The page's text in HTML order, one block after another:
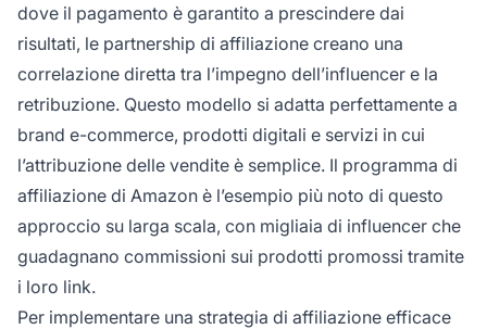
dove il pagamento è garantito a prescindere dai
risultati, le partnership di affiliazione creano una
correlazione diretta tra l’impegno dell’influencer e la
retribuzione. Questo modello si adatta perfettamente a
brand e-commerce, prodotti digitali e servizi in cui
l’attribuzione delle vendite è semplice. Il programma di
affiliazione di Amazon è l’esempio più noto di questo
approccio su larga scala, con migliaia di influencer che
guadagnano commissioni sui prodotti promossi tramite
i loro link.
Per implementare una strategia di affiliazione efficace